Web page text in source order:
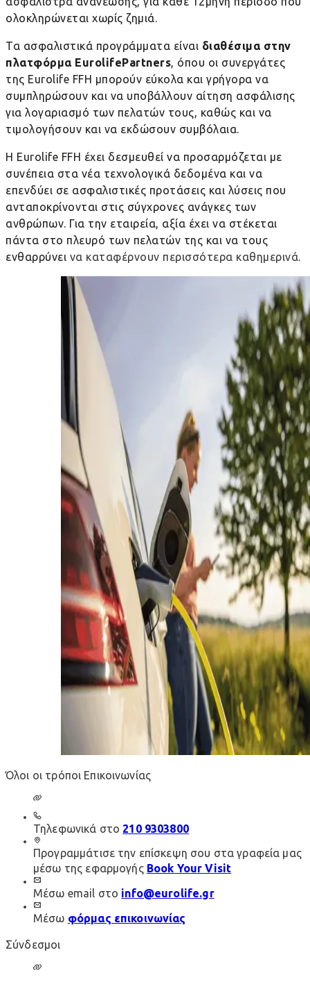
ολοκληρώνεται χωρίς ζημιά.
Τα ασφαλιστικά προγράμματα είναι διαθέσιμα στην
πλατφόρμα EurolifePartners, όπου οι συνεργάτες
της Eurolife FFH μπορούν εύκολα και γρήγορα να
συμπληρώσουν και να υποβάλλουν αίτηση ασφάλισης
για λογαριασμό των πελατών τους, καθώς και να
τιμολογήσουν και να εκδώσουν συμβόλαια.
Η Eurolife FFH έχει δεσμευθεί να προσαρμόζεται με
συνέπεια στα νέα τεχνολογικά δεδομένα και να
επενδύει σε ασφαλιστικές προτάσεις και λύσεις που
ανταποκρίνονται στις σύγχρονες ανάγκες των
ανθρώπων. Για την εταιρεία, αξία έχει να στέκεται
πάντα στο πλευρό των πελατών της και να τους
ενθαρρύνει να καταφέρνουν περισσότερα καθημερινά.
Όλοι οι τρόποι Επικοινωνίας
Τηλεφωνικά στο 210 9303800
Προγραμμάτισε την επίσκεψη σου στα γραφεία μας
μέσω της εφαρμογής Book Your Visit
Μέσω email στο info@eurolife.gr
Μέσω φόρμας επικοινωνίας
Σύνδεσμοι